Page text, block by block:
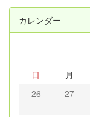
カレンダー
日 月
26 27